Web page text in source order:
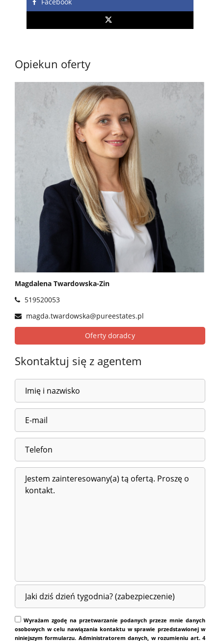
Opiekun oferty
Magdalena Twardowska-Zin
519520053
magda.twardowska@pureestates.pl
Oferty doradcy
Skontaktuj się z agentem
Wyrażam zgodę na przetwarzanie podanych przeze mnie danych
osobowych w celu nawiązania kontaktu w sprawie przedstawionej w
niniejszym formularzu. Administratorem danych, w rozumieniu art. 4